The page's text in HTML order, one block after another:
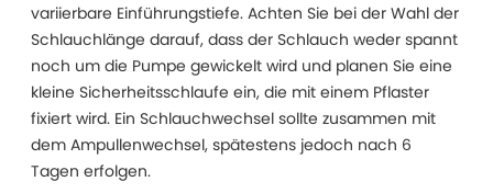
variierbare Einführungstiefe. Achten Sie bei der Wahl der
Schlauchlänge darauf, dass der Schlauch weder spannt
noch um die Pumpe gewickelt wird und planen Sie eine
kleine Sicherheitsschlaufe ein, die mit einem Pflaster
fixiert wird. Ein Schlauchwechsel sollte zusammen mit
dem Ampullenwechsel, spätestens jedoch nach 6
Tagen erfolgen.